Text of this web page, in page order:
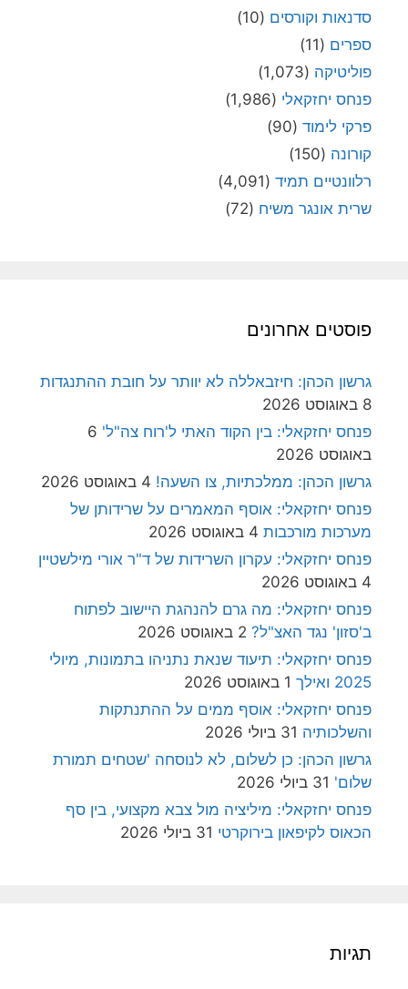
סדנאות וקורסים (10)
ספרים (11)
פוליטיקה (1,073)
פנחס יחזקאלי (1,986)
פרקי לימוד (90)
קורונה (150)
רלוונטיים תמיד (4,091)
שרית אונגר משיח (72)
פוסטים אחרונים
גרשון הכהן: חיזבאללה לא יוותר על חובת ההתנגדות
8 באוגוסט 2026
פנחס יחזקאלי: בין הקוד האתי ל'רוח צה"ל' 6
באוגוסט 2026
גרשון הכהן: ממלכתיות, צו השעה! 4 באוגוסט 2026
פנחס יחזקאלי: אוסף המאמרים על שרידותן של
מערכות מורכבות 4 באוגוסט 2026
פנחס יחזקאלי: עקרון השרידות של ד"ר אורי מילשטיין
4 באוגוסט 2026
פנחס יחזקאלי: מה גרם להנהגת היישוב לפתוח
ב'סזון' נגד האצ"ל? 2 באוגוסט 2026
פנחס יחזקאלי: תיעוד שנאת נתניהו בתמונות, מיולי
2025 ואילך
1 באוגוסט 2026
פנחס יחזקאלי: אוסף ממים על ההתנתקות
והשלכותיה 31 ביולי 2026
גרשון הכהן: כן לשלום, לא לנוסחה 'שטחים תמורת
שלום' 31 ביולי 2026
פנחס יחזקאלי: מיליציה מול צבא מקצועי, בין סף
הכאוס לקיפאון בירוקרטי 31 ביולי 2026
תגיות